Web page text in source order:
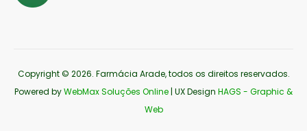
Copyright © 2026. Farmácia Arade, todos os direitos reservados.
Powered byWebMax Soluções Online | UX Design HAGS - Graphic &
Web